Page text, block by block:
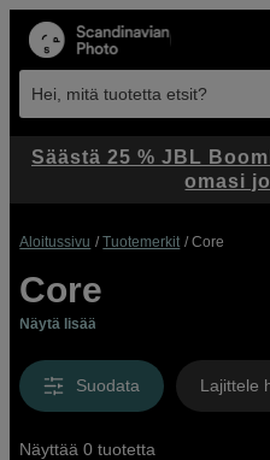
Hei, mitä tuotetta etsit?
Aloitussivu Tuotemerkit Core
Core
Näytä lisää
Suodata Lajittele
Näyttää 0 tuotetta
Säästä 25 % JBL
omasi